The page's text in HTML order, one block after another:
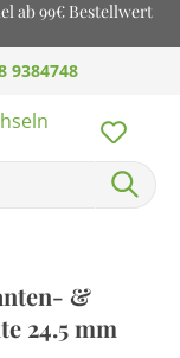
ab 99€ Bestellwert
9384748
&
24.5 mm